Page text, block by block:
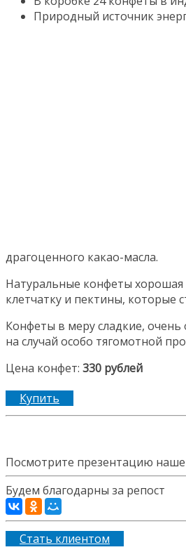
Природный источник
драгоценного какао-масла.
Натуральные конфеты
клетчатку и пектины, которые
Конфеты в меру сладкие,
на случай особо тягомотной
Цена конфет: 330 рублей
Купить
Посмотрите презентацию
Будем благодарны за репост
Стать клиентом